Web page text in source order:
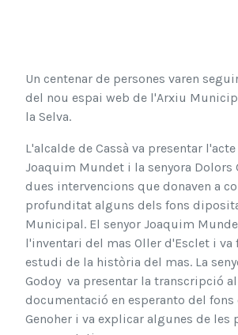
Un centenar de persones varen
del nou espai web de l'Arxiu
la Selva.
L'alcalde de Cassà va presentar
Joaquim Mundet i la senyora Dolors
dues intervencions que donaven a
profunditat alguns dels fons
Municipal. El senyor Joaquim
l'inventari del mas Oller d'Esclet i va
estudi de la història del mas. La
Godoy va presentar la transcripció
documentació en esperanto del fons
Genoher i va explicar algunes de les